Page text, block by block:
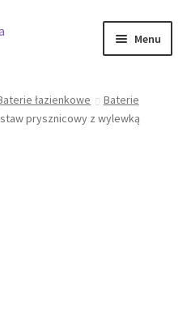
Menu
łazienkowe
Baterie
prysznicowy z wylewką